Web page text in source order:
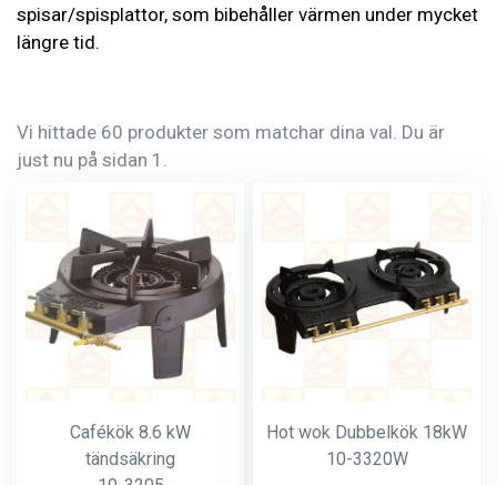
spisar/spisplattor, som bibehåller värmen under mycket
längre tid.
Vi hittade 60 produkter som matchar dina val. Du är
just nu på sidan 1.
Cafékök 8.6 kW
tändsäkring
Hot wok Dubbelkök 18kW
10-3320W